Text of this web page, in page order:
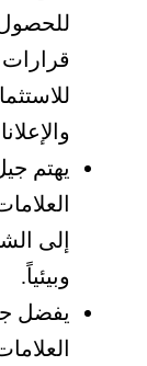
إلى
وبيئياً.